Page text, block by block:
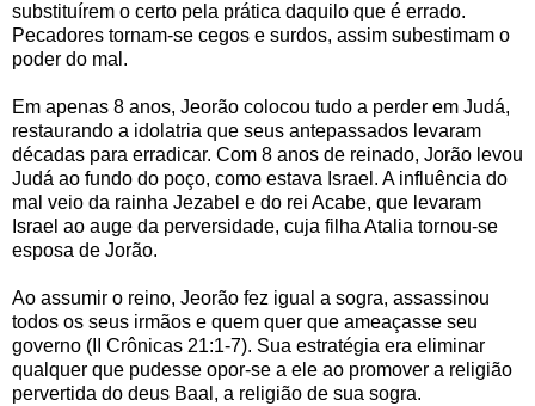
substituírem o certo pela prática daquilo que é errado.
Pecadores tornam-se cegos e surdos, assim subestimam o
poder do mal.
Em apenas 8 anos, Jeorão colocou tudo a perder em Judá,
restaurando a idolatria que seus antepassados levaram
décadas para erradicar. Com 8 anos de reinado, Jorão levou
Judá ao fundo do poço, como estava Israel. A influência do
mal veio da rainha Jezabel e do rei Acabe, que levaram
Israel ao auge da perversidade, cuja filha Atalia tornou-se
esposa de Jorão.
Ao assumir o reino, Jeorão fez igual a sogra, assassinou
todos os seus irmãos e quem quer que ameaçasse seu
governo (II Crônicas 21:1-7). Sua estratégia era eliminar
qualquer que pudesse opor-se a ele ao promover a religião
pervertida do deus Baal, a religião de sua sogra.